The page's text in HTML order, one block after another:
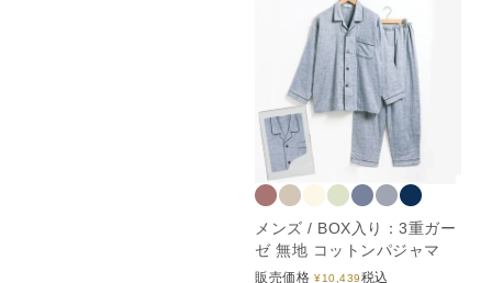
メンズ / BOX入り：3重ガー
ゼ 無地 コットンパジャマ
販売価格 ¥10,439税込